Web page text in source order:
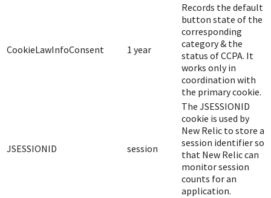
CookieLawInfoConsent 1 year
Records the default
button state of the
corresponding
category & the
status of CCPA. It
works only in
coordination with
the primary cookie.
JSESSIONID session
The JSESSIONID
cookie is used by
New Relic to store a
session identifier so
that New Relic can
monitor session
counts for an
application.